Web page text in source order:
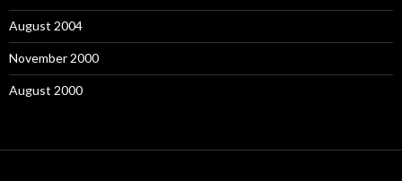
August 2004
November 2000
August 2000